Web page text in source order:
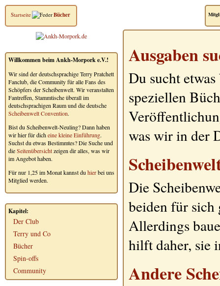
Startseite Bücher
Willkommen beim Ankh-Morpork e.V.!
Wir sind der deutschsprachige Terry Pratchett
Fanclub, die Community für alle Fans des
Schöpfers der Scheibenwelt. Wir veranstalten
Fantreffen, Stammtische überall im
deutschsprachigen Raum und die deutsche
Scheibenwelt Convention.
Bist du Scheibenwelt-Neuling? Dann haben
wir hier für dicheine kleine Einführung.
Suchst du etwas Bestimmtes? Die Suche und
dieSeitenübersichtzeigen dir alles, was wir
im Angebot haben.
Für nur 1,25 im Monat kannst du hierbei uns
Mitglied werden.
Kapitel:
Der Club
Terry und Co
Bücher
Spin-offs
Community
Ausgaben
Du sucht
speziellen
was wir in der
Die
beiden für sich
Allerdings
hilft daher, sie
Andere